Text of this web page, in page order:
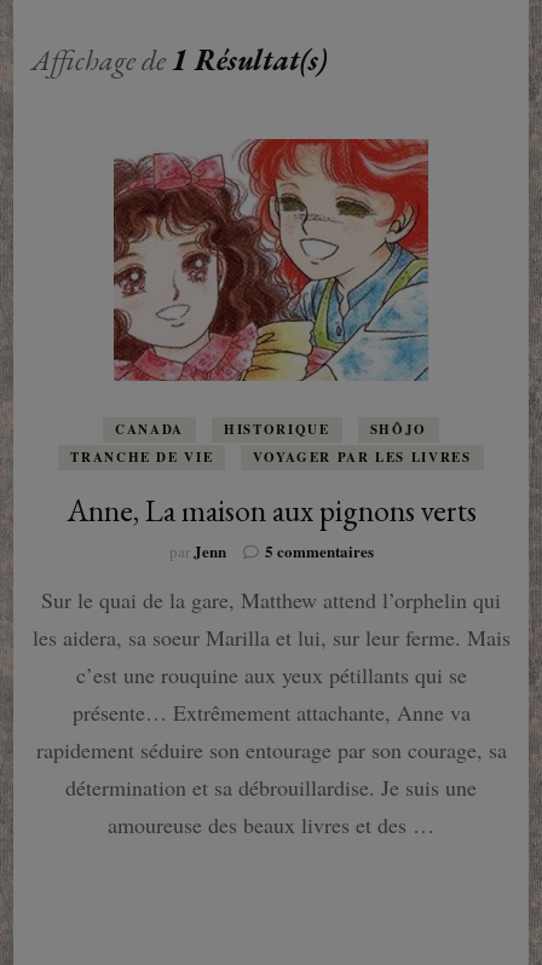
Affichage de1 Résultat(s)
CANADA HISTORIQUE
SHÔJO
TRANCHE DE VIE
VOYAGER PAR LES LIVRES
Anne, La maison aux pignons verts
parJenn 5 commentairessur
La
aux
pignons
Sur le quai de la gare, Matthew attend l’orphelin qui
les aidera, sa soeur Marilla et lui, sur leur ferme. Mais
c’est une rouquine aux yeux pétillants qui se
présente… Extrêmement attachante, Anne va
rapidement séduire son entourage par son courage, sa
détermination et sa débrouillardise. Je suis une
amoureuse des beaux livres et des …